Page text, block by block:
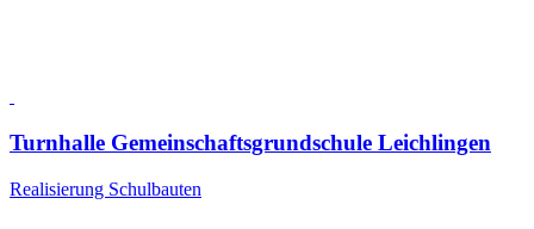
Turnhalle Gemeinschaftsgrundschule Leichlingen
Realisierung Schulbauten